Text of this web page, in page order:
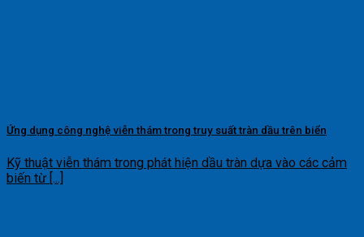
Ứng dụng công nghệ viễn thám trong truy suất tràn dầu trên biển
Kỹ thuật viễn thám trong phát hiện dầu tràn dựa vào các cảm
biến từ [...]